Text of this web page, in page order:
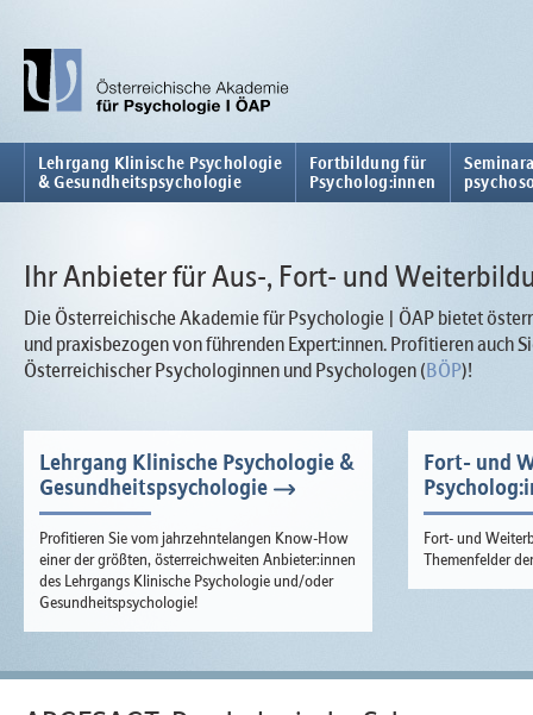
Lehrgang Klinische Psychologie
& Gesundheitspsychologie
Fortbildung für
Psycholog:innen
Ihr Anbieter für Aus-, Fort- und
Die Österreichische Akademie für Psychologie | ÖAP bietet
und praxisbezogen von führenden Expert:innen. Profitieren auch
Österreichischer Psychologinnen und Psychologen (BÖP)!
Lehrgang Klinische Psychologie &
Gesundheitspsychologie
Profitieren Sie vom jahrzehntelangen Know-How
einer der größten, österreichweiten Anbieter:innen
des Lehrgangs Klinische Psychologie und/oder
Gesundheitspsychologie!
Fort- und
Fort- und
Themenfelder